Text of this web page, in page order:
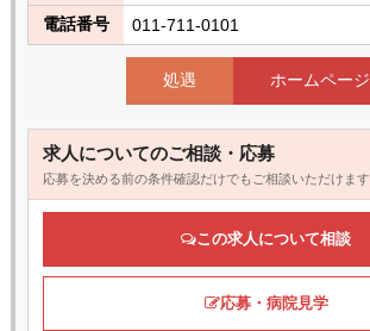
電話番号 011-711-0101
処遇 ホームページ
求人についてのご相談・応募
応募を決める前の条件確認だけでもご相談いただけます
この求人について相談
応募・病院見学